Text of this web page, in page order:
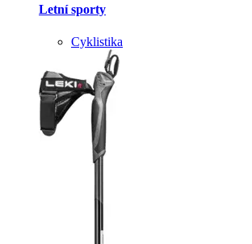
Letní sporty
Cyklistika